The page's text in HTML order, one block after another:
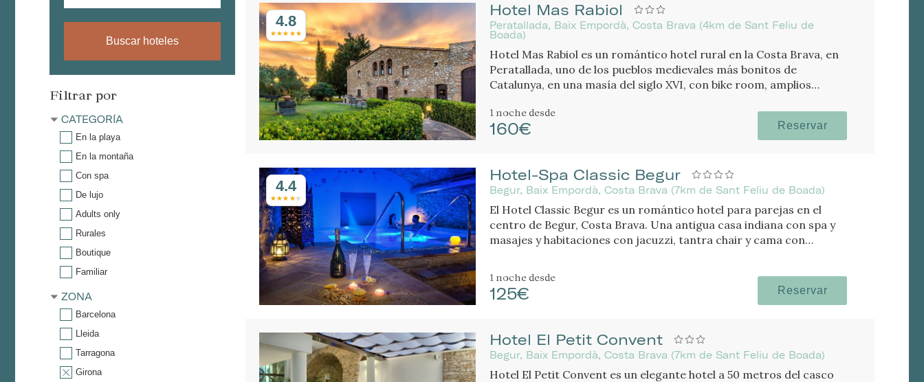
Buscar hoteles
Filtrar por
CATEGORÍA
En la playa
En la montaña
Con spa
De lujo
Adults only
Rurales
Boutique
Familiar
ZONA
Barcelona
Lleida
Tarragona
Girona
4.8
Hotel Mas Rabiol
Peratallada, Baix Empordà, Costa Brava (4km de Sant Feliu de
Boada)
Hotel Mas Rabiol es un romántico hotel rural en la Costa Brava, en
Peratallada, uno de los pueblos medievales más bonitos de
Catalunya, en una masía del siglo XVI, con bike room, amplios
1 nochedesde
160€ Reservar
4.4
Hotel-Spa Classic Begur
Begur, Baix Empordà, Costa Brava (7km de Sant Feliu de Boada)
El Hotel Classic Begur es un romántico hotel para parejas en el
centro de Begur, Costa Brava. Una antigua casa indiana con spa y
masajes y habitaciones con jacuzzi, tantra chair y cama con
1 nochedesde
125€ Reservar
Hotel El Petit Convent
Begur, Baix Empordà, Costa Brava (7km de Sant Feliu de Boada)
Hotel El Petit Convent es un elegante hotel a 50 metros del casco